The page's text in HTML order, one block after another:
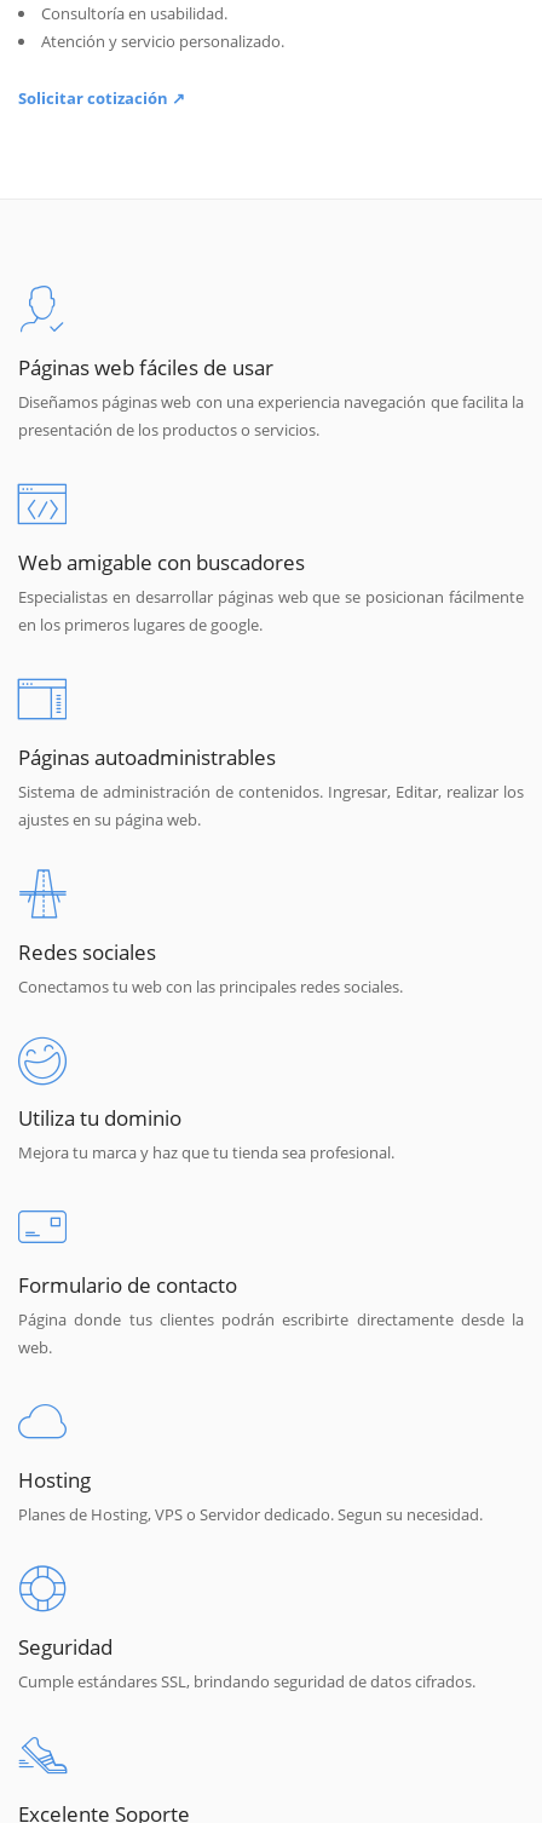
Consultoría en usabilidad.
Atención y servicio personalizado.
Solicitar cotización ↗
Páginas web fáciles de usar
Diseñamos páginas web con una experiencia navegación que facilita la
presentación de los productos o servicios.
Web amigable con buscadores
Especialistas en desarrollar páginas web que se posicionan fácilmente
en los primeros lugares de google.
Páginas autoadministrables
Sistema de administración de contenidos. Ingresar, Editar, realizar los
ajustes en su página web.
Redes sociales
Conectamos tu web con las principales redes sociales.
Utiliza tu dominio
Mejora tu marca y haz que tu tienda sea profesional.
Formulario de contacto
Página donde tus clientes podrán escribirte directamente desde la
web.
Hosting
Planes de Hosting, VPS o Servidor dedicado. Segun su necesidad.
Seguridad
Cumple estándares SSL, brindando seguridad de datos cifrados.
Excelente Soporte